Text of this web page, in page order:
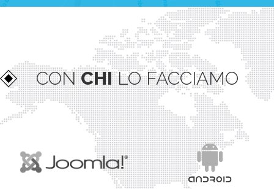
CONCHILO FACCIAMO